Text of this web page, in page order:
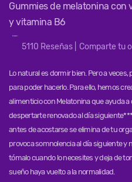
Gummies de melatonina con
y vitamina B6
5110 Reseñas Comparte tu
Lo natural es dormir bien. Pero a
para poder hacerlo. Para ello, hemos
alimenticio con Melatonina que ayuda
despertarte renovado al día
antes de acostarse se elimina de tu
provoca somnolencia al día siguiente
tómalo cuando lo necesites y deja de
sueño haya vuelto a la normalidad.